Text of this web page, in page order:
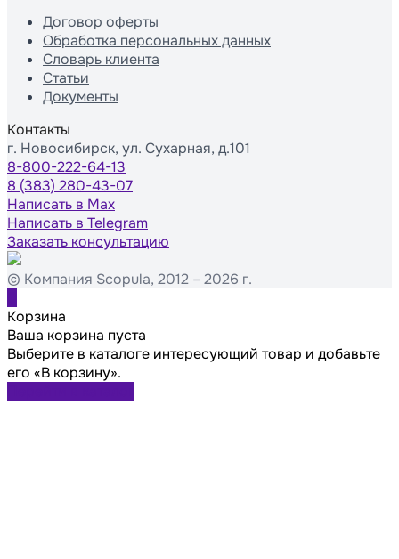
Договор оферты
Обработка персональных данных
Словарь клиента
Статьи
Документы
Контакты
г. Новосибирск, ул. Сухарная, д.101
8-800-222-64-13
8 (383) 280-43-07
Написать в Max
Написать в Telegram
Заказать консультацию
© Компания Scopula, 2012 – 2026 г.
Корзина
Ваша корзина пуста
Выберите в каталоге интересующий товар и добавьте
его «В корзину».